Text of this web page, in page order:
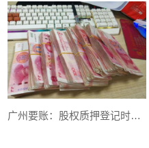
广州要账：股权质押登记时间是怎么样的